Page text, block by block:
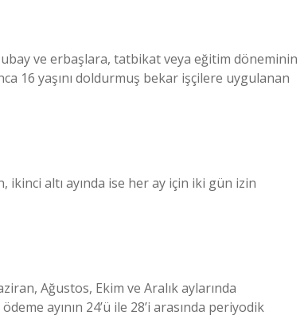
ve erbaşlara, tatbikat veya eğitim döneminin
16 yaşını doldurmuş bekar işçilere uygulanan
altı ayında ise her ay için iki gün izin
Ağustos, Ekim ve Aralık aylarında
ayının 24’ü ile 28’i arasında periyodik